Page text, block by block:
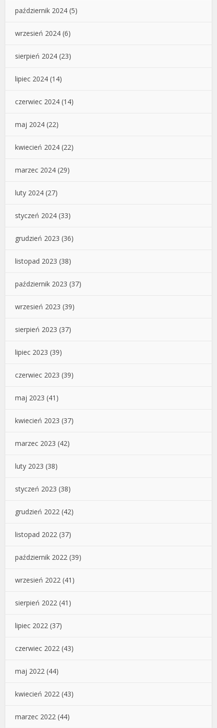
październik 2024 (5)
wrzesień 2024 (6)
sierpień 2024 (23)
lipiec 2024 (14)
czerwiec 2024 (14)
maj 2024 (22)
kwiecień 2024 (22)
marzec 2024 (29)
luty 2024 (27)
styczeń 2024 (33)
grudzień 2023 (36)
listopad 2023 (38)
październik 2023 (37)
wrzesień 2023 (39)
sierpień 2023 (37)
lipiec 2023 (39)
czerwiec 2023 (39)
maj 2023 (41)
kwiecień 2023 (37)
marzec 2023 (42)
luty 2023 (38)
styczeń 2023 (38)
grudzień 2022 (42)
listopad 2022 (37)
październik 2022 (39)
wrzesień 2022 (41)
sierpień 2022 (41)
lipiec 2022 (37)
czerwiec 2022 (43)
maj 2022 (44)
kwiecień 2022 (43)
marzec 2022 (44)